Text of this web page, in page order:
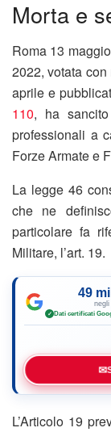
Morta e
Roma 13
2022, votata
aprile e
110, ha
professionali a
Forze Armate e
La legge 46
che ne
particolare fa
Militare, l’art. 19.
49
negli
✓ Dati certificati
✉
L’Articolo 19